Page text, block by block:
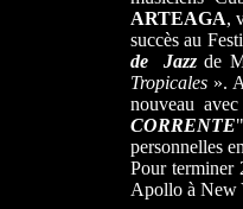
ARTEAGA,
succès au
de Jazzde
Tropicales».
nouveau
CORRENTE
personnelles
Pour terminer
Apollo à New